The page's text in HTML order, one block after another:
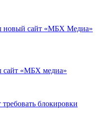
новый сайт «МБХ Медиа»
сайт «МБХ медиа»
блокировки